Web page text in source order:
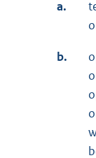
a.
b.